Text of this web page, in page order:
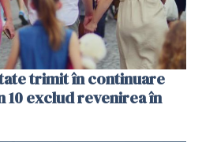
trimit în continuare
10 exclud revenirea în